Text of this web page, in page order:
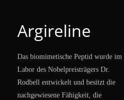
Argireline
Das biomimetische Peptid wurde im
Labor des Nobelpreisträgers Dr.
Rodbell entwickelt und besitzt die
nachgewiesene Fähigkeit, die